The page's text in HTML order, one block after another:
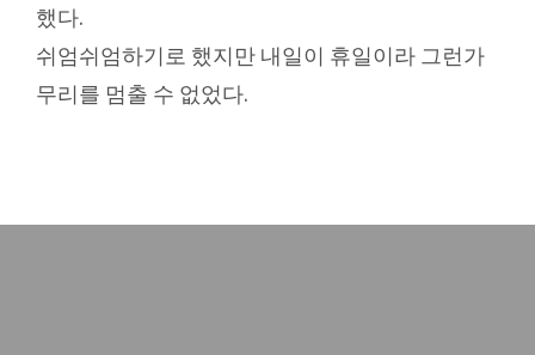
했다.
쉬엄쉬엄하기로 했지만 내일이 휴일이라 그런가
무리를 멈출 수 없었다.